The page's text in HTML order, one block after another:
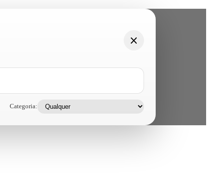
Categoria: